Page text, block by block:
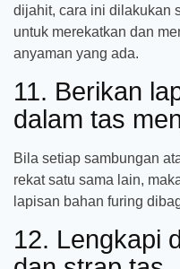
dijahit, cara ini dilakukan
untuk merekatkan dan
anyaman yang ada.
11. Berikan
dalam tas
Bila setiap sambungan
rekat satu sama lain,
lapisan bahan furing
12. Lengkapi